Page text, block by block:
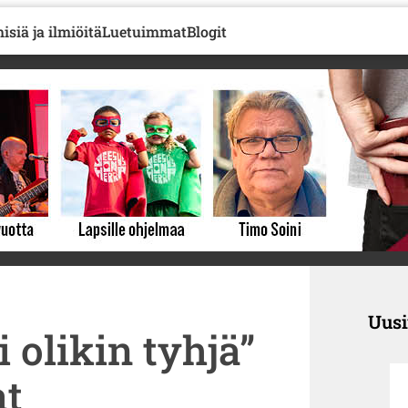
ja ilmiöitäLuetuimmatBlogit
olikin tyhjä”